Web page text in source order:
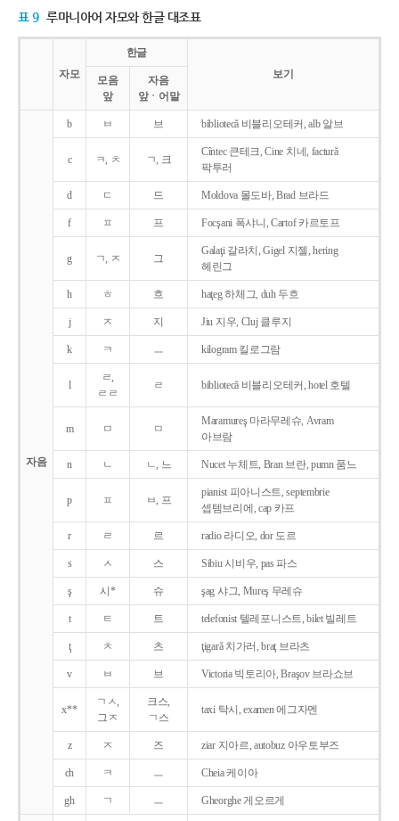
표 9 루마니아어 자모와 한글 대조표
자모
한글
보기
모음
앞
자음
앞ㆍ어말
자음
b ㅂ 브 bibliotecǎ 비블리오테커, alb 알브
c ㅋ, ㅊ ㄱ, 크
Cîntec 큰테크, Cine 치네, facturǎ
팍투러
d ㄷ 드 Moldova 몰도바, Brad 브라드
f ㅍ 프 Focşani 폭샤니, Cartof 카르토프
g ㄱ, ㅈ 그
Galaţi 갈라치, Gigel 지젤, hering
헤린그
h ㅎ 흐 haţeg 하체그, duh 두흐
j ㅈ 지 Jiu 지우, Cluj 클루지
k ㅋ ㅡ kilogram 킬로그람
l
ㄹ,
ㄹㄹ
ㄹ bibliotecǎ 비블리오테커, hotel 호텔
m ㅁ ㅁ
Maramureş 마라무레슈, Avram
아브람
n ㄴ ㄴ, 느 Nucet 누체트, Bran 브란, pumn 품느
p ㅍ ㅂ, 프
pianist 피아니스트, septembrie
셉템브리에, cap 카프
r ㄹ 르 radio 라디오, dor 도르
s ㅅ 스 Sibiu 시비우, pas 파스
ş 시* 슈 şag 샤그, Mureş 무레슈
t ㅌ 트 telefonist 텔레포니스트, bilet 빌레트
ţ ㅊ 츠 ţigarǎ 치가러, braţ 브라츠
v ㅂ 브 Victoria 빅토리아, Braşov 브라쇼브
x**
ㄱㅅ,
그ㅈ
크스,
ㄱ스
taxi 탁시, examen 에그자멘
z ㅈ 즈 ziar 지아르, autobuz 아우토부즈
ch ㅋ ㅡ Cheia 케이아
gh ㄱ ㅡ Gheorghe 게오르게